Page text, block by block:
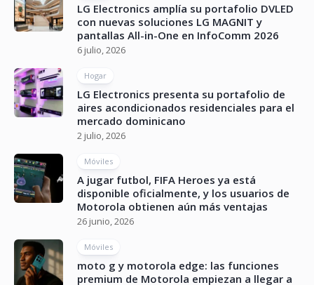
LG Electronics amplía su portafolio DVLED
con nuevas soluciones LG MAGNIT y
pantallas All-in-One en InfoComm 2026
6 julio, 2026
Hogar
LG Electronics presenta su portafolio de
aires acondicionados residenciales para el
mercado dominicano
2 julio, 2026
Móviles
A jugar futbol, FIFA Heroes ya está
disponible oficialmente, y los usuarios de
Motorola obtienen aún más ventajas
26 junio, 2026
Móviles
moto g y motorola edge: las funciones
premium de Motorola empiezan a llegar a